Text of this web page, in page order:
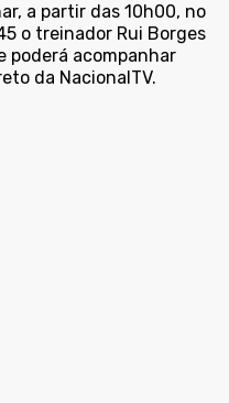
a partir das 10h00, no
o treinador Rui Borges
poderá acompanhar
da NacionalTV.